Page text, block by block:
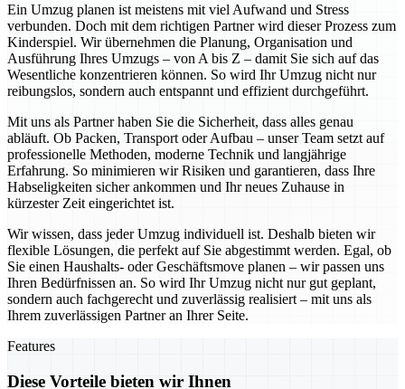
Ein Umzug planen ist meistens mit viel Aufwand und Stress
verbunden. Doch mit dem richtigen Partner wird dieser Prozess zum
Kinderspiel. Wir übernehmen die Planung, Organisation und
Ausführung Ihres Umzugs – von A bis Z – damit Sie sich auf das
Wesentliche konzentrieren können. So wird Ihr Umzug nicht nur
reibungslos, sondern auch entspannt und effizient durchgeführt.
Mit uns als Partner haben Sie die Sicherheit, dass alles genau
abläuft. Ob Packen, Transport oder Aufbau – unser Team setzt auf
professionelle Methoden, moderne Technik und langjährige
Erfahrung. So minimieren wir Risiken und garantieren, dass Ihre
Habseligkeiten sicher ankommen und Ihr neues Zuhause in
kürzester Zeit eingerichtet ist.
Wir wissen, dass jeder Umzug individuell ist. Deshalb bieten wir
flexible Lösungen, die perfekt auf Sie abgestimmt werden. Egal, ob
Sie einen Haushalts- oder Geschäftsmove planen – wir passen uns
Ihren Bedürfnissen an. So wird Ihr Umzug nicht nur gut geplant,
sondern auch fachgerecht und zuverlässig realisiert – mit uns als
Ihrem zuverlässigen Partner an Ihrer Seite.
Features
Diese Vorteile bieten wir Ihnen